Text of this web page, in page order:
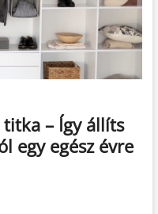
– Így állíts
egy egész évre